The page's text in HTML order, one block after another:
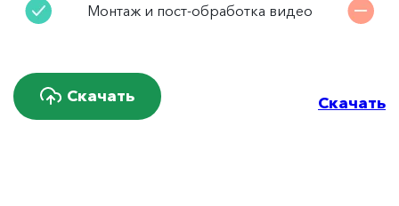
Монтаж и пост-обработка видео
Скачать Скачать